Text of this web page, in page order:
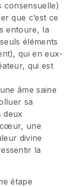
consensuelle)
que c’est ce
entoure, la
éléments
qui en eux-
qui est
âme saine
sa
deux
cœur, une
divine
la
étape